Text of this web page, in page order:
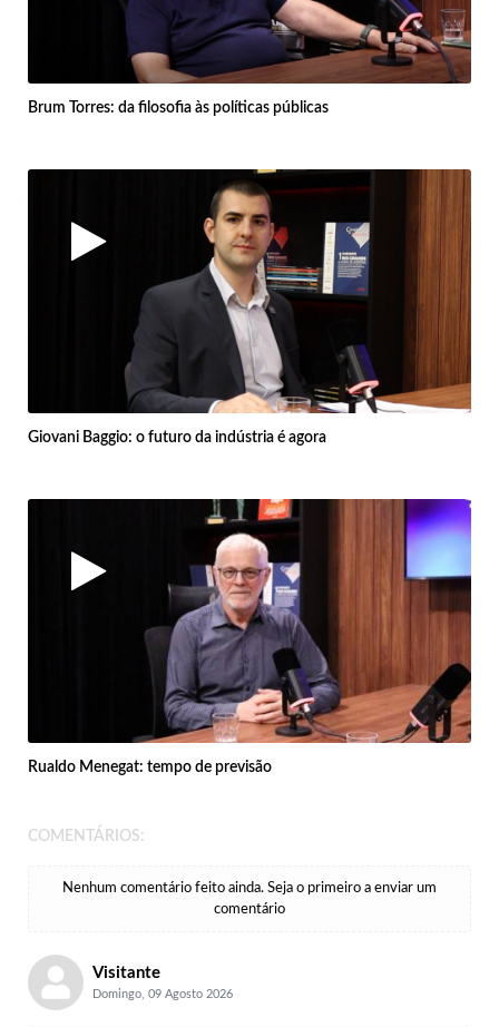
Brum Torres: da filosofia às políticas públicas
Giovani Baggio: o futuro da indústria é agora
Rualdo Menegat: tempo de previsão
COMENTÁRIOS:
Nenhum comentário feito ainda. Seja o primeiro a enviar um
comentário
Visitante
Domingo, 09 Agosto 2026